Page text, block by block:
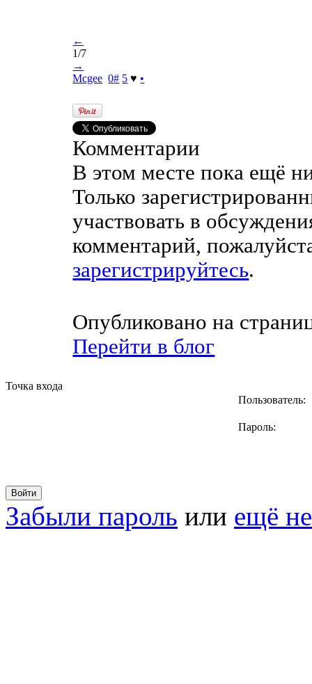
←
1/7
→
Mcgee 0# 5 ♥ •
Комментарии
В этом месте пока ещё
Только
участвовать в
комментарий,
зарегистрируйтесь.
Опубликовано на
Перейти в блог
Точка входа
Пользователь:
Пароль:
Забыли пароль или ещё